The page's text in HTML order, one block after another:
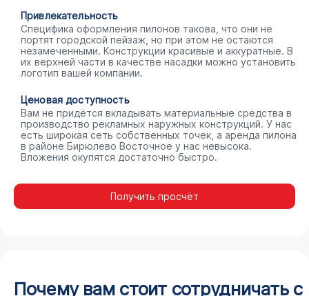
Привлекательность
Специфика оформления пилонов такова, что они не
портят городской пейзаж, но при этом не остаются
незамеченными. Конструкции красивые и аккуратные. В
их верхней части в качестве насадки можно установить
логотип вашей компании.
Ценовая доступность
Вам не придётся вкладывать материальные средства в
производство рекламных наружных конструкций. У нас
есть широкая сеть собственных точек, а аренда пилона
в районе Бирюлево Восточное у нас невысока.
Вложения окупятся достаточно быстро.
Получить просчёт
Почему вам стоит сотрудничать с